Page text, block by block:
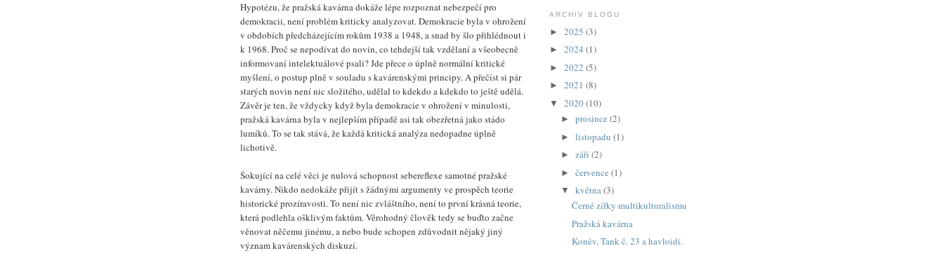
Hypotézu, že pražská kavárna dokáže lépe rozpoznat nebezpečí pro
demokracii, není problém kriticky analyzovat. Demokracie byla v ohrožení
v obdobích předcházejícím rokům 1938 a 1948, a snad by šlo přihlédnout i
k 1968. Proč se nepodívat do novin, co tehdejší tak vzdělaní a všeobecně
informovaní intelektuálové psali? Jde přece o úplně normální kritické
myšlení, o postup plně v souladu s kavárenskými principy. A přečíst si pár
starých novin není nic složitého, udělal to kdekdo a kdekdo to ještě udělá.
Závěr je ten, že vždycky když byla demokracie v ohrožení v minulosti,
pražská kavárna byla v nejlepším případě asi tak obezřetná jako stádo
lumíků. To se tak stává, že každá kritická analýza nedopadne úplně
lichotivě.
Šokující na celé věci je nulová schopnost sebereflexe samotné pražské
kavárny. Nikdo nedokáže přijít s žádnými argumenty ve prospěch teorie
historické prozíravosti. To není nic zvláštního, není to první krásná teorie,
která podlehla ošklivým faktům. Věrohodný člověk tedy se buďto začne
věnovat něčemu jinému, a nebo bude schopen zdůvodnit nějaký jiný
význam kavárenských diskuzí.
ARCHIV BLOGU
► 2025 (3)
► 2024 (1)
► 2022 (5)
► 2021 (8)
▼ 2020(10)
► prosince (2)
► listopadu (1)
► září(2)
► července (1)
▼ května(3)
Černé zířky multikulturalismu
Pražská kavárna
Koněv, Tank č. 23 a havloidi.